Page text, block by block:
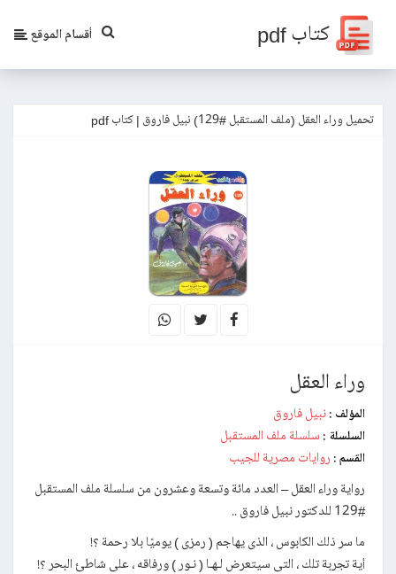
كتاب pdf أقسام الموقع
تحميل وراء العقل (ملف المستقبل #129) نبيل فاروق | كتاب pdf
وراء العقل
المؤلف : نبيل فاروق
السلسلة : سلسلة ملف المستقبل
القسم : روايات مصرية للجيب
رواية وراء العقل – العدد مائة وتسعة وعشرون من سلسلة ملف المستقبل
#129 للدكتور نبيل فاروق ..
ما سر ذلك الكابوس ، الذى يهاجم ( رمزى ) يوميًا بلا رحمة ؟!
أية تجربة تلك ، التى سيتعرض لـهـا ( نـور ) ورفاقه ، على شاطئ البحر ؟!